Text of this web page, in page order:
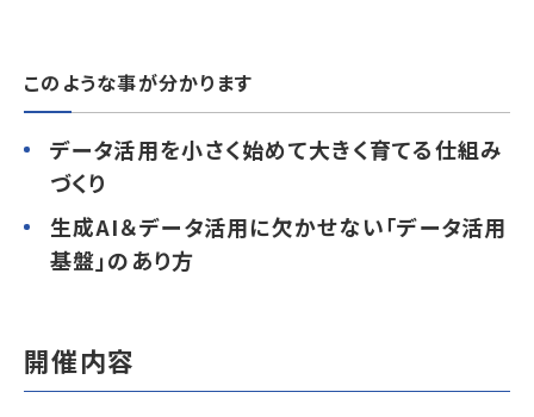
このような事が分かります
データ活用を小さく始めて大きく育てる仕組み
づくり
生成AI＆データ活用に欠かせない「データ活用
基盤」のあり方
開催内容